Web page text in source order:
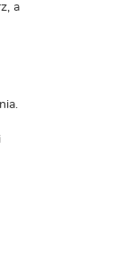
a